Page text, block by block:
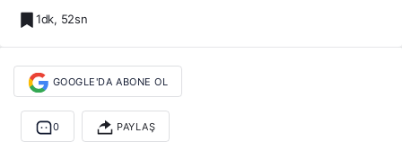
1dk, 52sn
GOOGLE'DA ABONE OL
0 PAYLAŞ